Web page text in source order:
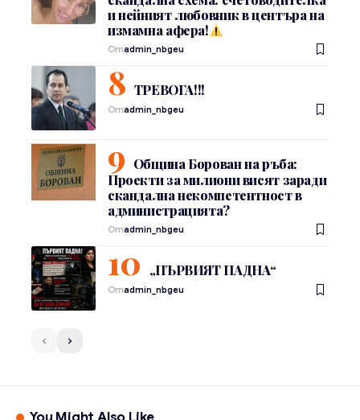
и нейният любовник в центъра на
измамна афера!
Отadmin_nbgeu
ТРЕВОГА!!!
Отadmin_nbgeu
Община Борован на ръба:
Проекти за милиони висят заради
скандална некомпетентност в
администрацията?
Отadmin_nbgeu
„ПЪРВИЯТ ПАДНА“
Отadmin_nbgeu